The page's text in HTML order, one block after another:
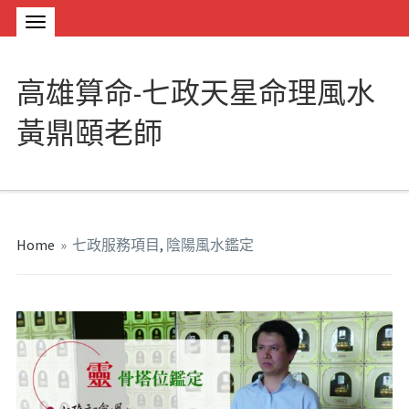
高雄算命-七政天星命理風水
黃鼎頤老師
Home » 七政服務項目 , 陰陽風水鑑定